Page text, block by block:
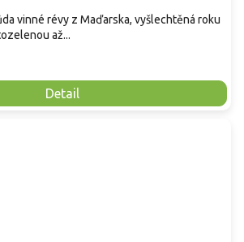
Detail
vinné révy z Maďarska, vyšlechtěná roku
až...